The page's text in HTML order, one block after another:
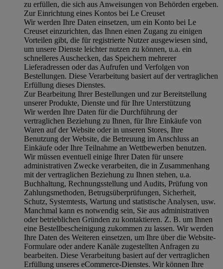
zu erfüllen, die sich aus Anweisungen von Behörden ergeben.
Zur Einrichtung eines Kontos bei Le Creuset
Wir werden Ihre Daten einsetzen, um ein Konto bei Le
Creuset einzurichten, das Ihnen einen Zugang zu einigen
Vorteilen gibt, die für registrierte Nutzer ausgewiesen sind,
um unsere Dienste leichter nutzen zu können, u.a. ein
schnelleres Auschecken, das Speichern mehrerer
Lieferadressen oder das Aufrufen und Verfolgen von
Bestellungen. Diese Verarbeitung basiert auf der vertraglichen
Erfüllung dieses Dienstes.
Zur Bearbeitung Ihrer Bestellungen und zur Bereitstellung
unserer Produkte, Dienste und für Ihre Unterstützung
Wir werden Ihre Daten für die Durchführung der
vertraglichen Beziehung zu Ihnen, für Ihre Einkäufe von
Waren auf der Website oder in unseren Stores, Ihre
Benutzung der Website, die Betreuung im Anschluss an
Einkäufe oder Ihre Teilnahme an Wettbewerben benutzen.
Wir müssen eventuell einige Ihrer Daten für unsere
administrativen Zwecke verarbeiten, die in Zusammenhang
mit der vertraglichen Beziehung zu Ihnen stehen, u.a.
Buchhaltung, Rechnungsstellung und Audits, Prüfung von
Zahlungsmethoden, Betrugsüberprüfungen, Sicherheit,
Schutz, Systemtests, Wartung und statistische Analysen, usw.
Manchmal kann es notwendig sein, Sie aus administrativen
oder betrieblichen Gründen zu kontaktieren. Z. B. um Ihnen
eine Bestellbescheinigung zukommen zu lassen. Wir werden
Ihre Daten des Weiteren einsetzen, um Ihre über die Website-
Formulare oder andere Kanäle zugestellten Anfragen zu
bearbeiten. Diese Verarbeitung basiert auf der vertraglichen
Erfüllung unseres eCommerce-Dienstes. Wir können Ihre